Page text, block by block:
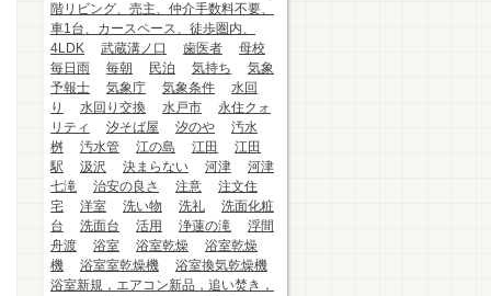
階リビング、売主、仲介手数料不要、
車1台、カースペース、徒歩圏内、
4LDK
武蔵溝ノ口 歯医者
母校
毎日雨
毎朝 民泊 気持ち
気象
予報士
気象庁 気象条件
水回
り
水回り交換 水戸市
永住クォ
リティ
汐そば屋 汐のや
汚水
桝
汚水管 江の島 江田
江田
駅
汲沢 決まらない 河津
河津
七滝
治安の良さ 注意
注文住
宅
洋室 洗い物 洗礼
洗面化粧
台
洗面台 活用 浄蓮の滝
浮間
舟渡
浴室 浴室乾燥
浴室乾燥
機
浴室室乾燥機
浴室換気乾燥機
浴室新規，エアコン新品，追い焚き，